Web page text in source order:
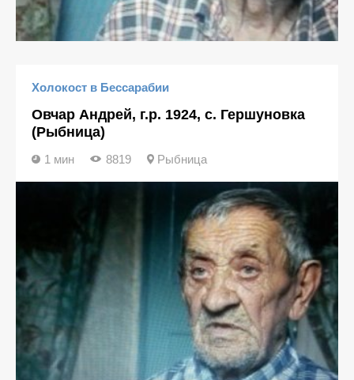
Холокост в Бессарабии
Овчар Андрей, г.р. 1924, с. Гершуновка
(Рыбница)
1 мин 8819 Рыбница